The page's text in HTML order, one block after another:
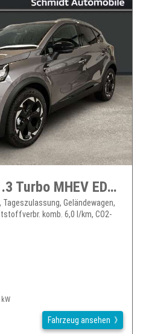
Mitsubishi ASX 1.3 Turbo MHEV EDITION Bi-LED KAM360 ACC SHZ
Tageszulassung, Geländewagen,
komb. 6,0 l/km, CO2-
Fahrzeug ansehen